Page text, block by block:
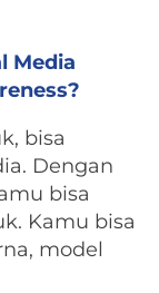
Media
bisa
Dengan
bisa
Kamu bisa
model